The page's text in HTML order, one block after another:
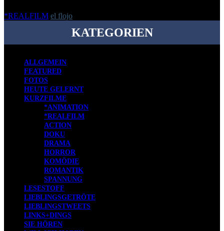
*REALFILM el flojo
KATEGORIEN
ALLGEMEIN
FEATURED
FOTOS
HEUTE GELERNT
KURZFILME
*ANIMATION
*REALFILM
ACTION
DOKU
DRAMA
HORROR
KOMÖDIE
ROMANTIK
SPANNUNG
LESESTOFF
LIEBLINGSGETRÖTE
LIEBLINGSTWEETS
LINKS+DINGS
SIE HÖREN